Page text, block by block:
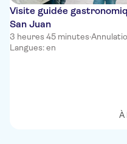
Visite guidée
San Juan
3 heures 45 minutes·
Langues: en
À